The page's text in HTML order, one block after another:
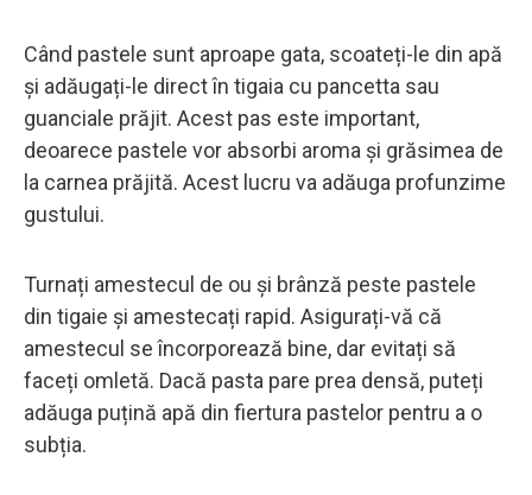
Când pastele sunt aproape gata, scoateți-le din apă
și adăugați-le direct în tigaia cu pancetta sau
guanciale prăjit. Acest pas este important,
deoarece pastele vor absorbi aroma și grăsimea de
la carnea prăjită. Acest lucru va adăuga profunzime
gustului.
Turnați amestecul de ou și brânză peste pastele
din tigaie și amestecați rapid. Asigurați-vă că
amestecul se încorporează bine, dar evitați să
faceți omletă. Dacă pasta pare prea densă, puteți
adăuga puțină apă din fiertura pastelor pentru a o
subția.